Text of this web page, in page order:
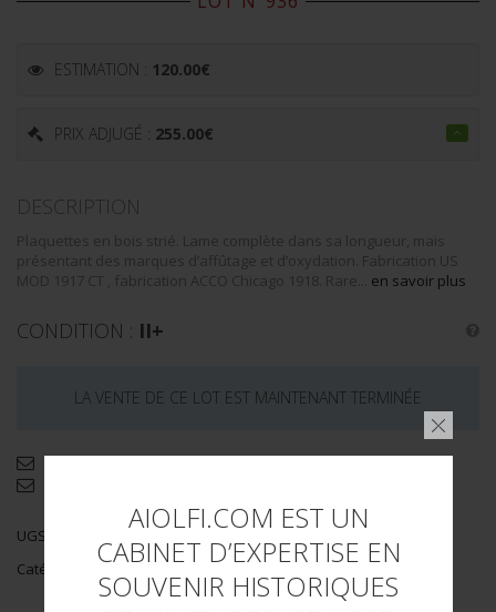
AIOLFI.COM EST UN
CABINET D’EXPERTISE EN
SOUVENIR HISTORIQUES
ESTIMATION : 120.00€
PRIX ADJUGÉ : 255.00€
DESCRIPTION
Plaquettes en bois strié. Lame complète dans sa longueur, mais
présentant des marques d’affûtage et d’oxydation. Fabrication US
MOD 1917 CT , fabrication ACCO Chicago 1918. Rare... en savoir plus
CONDITION : II+
LA VENTE DE CE LOT EST MAINTENANT TERMINÉE
UGS :
Catégorie :
USMC 14-18